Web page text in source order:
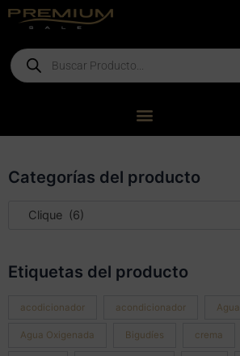
contenido
Products
search
Categorías del producto
Clique (6)
Etiquetas del producto
acodicionador acondicionador Agua
Agua Oxigenada Bigudíes crema